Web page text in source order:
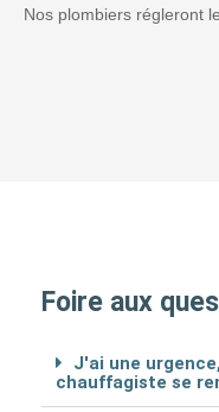
Nos plombiers régleront
Foire aux
J'ai une
chauffagiste se